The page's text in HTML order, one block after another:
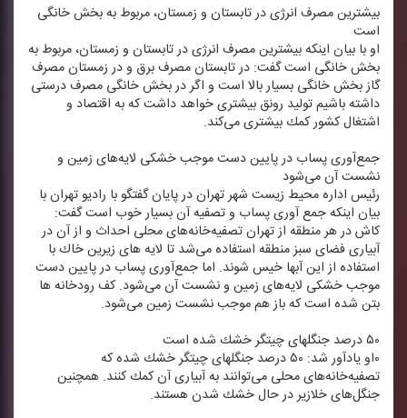
بیشترین مصرف انرژی در تابستان و زمستان، مربوط به بخش خانگی
است
او با بیان اینكه بیشترین مصرف انرژی در تابستان و زمستان، مربوط به
بخش خانگی است گفت: در تابستان مصرف برق و در زمستان مصرف
گاز بخش خانگی بسیار بالا است و اگر در بخش خانگی مصرف درستی
داشته باشیم تولید رونق بیشتری خواهد داشت كه به اقتصاد و
اشتغال كشور كمك بیشتری می‌كند.
جمع‌آوری پساب در پایین دست موجب خشكی لایه‌های زمین و
نشست آن می‌شود
رئیس اداره محیط زیست شهر تهران در پایان گفتگو با رادیو تهران با
بیان اینكه جمع آوری پساب و تصفیه آن بسیار خوب است گفت:
كاش در هر منطقه از تهران تصفیه‌خانه‌های محلی احداث و از آن در
آبیاری فضای سبز منطقه استفاده می‌شد تا لایه های زیرین خاك با
استفاده از این آبها خیس شوند. اما جمع‌آوری پساب در پایین دست
موجب خشكی لایه‌های زمین و نشست آن می‌شود. كف رودخانه ها
بتن شده است كه باز هم موجب نشست زمین می‌شود.
۵۰ درصد جنگلهای چیتگر خشك شده است
۰او یادآور شد: ۵۰ درصد جنگلهای چیتگر خشك شده كه
تصفیه‌خانه‌های محلی می‌توانند به آبیاری آن كمك كنند. همچنین
جنگل‌های خلازیر در حال خشك شدن هستند.